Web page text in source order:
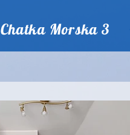
Chatka Morska 3